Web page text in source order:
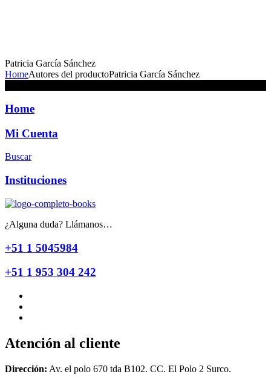
Patricia García Sánchez
HomeAutores del productoPatricia García Sánchez
Home
Mi Cuenta
Buscar
Instituciones
¿Alguna duda? Llámanos…
+51 1 5045984
+51 1 953 304 242
Atención al cliente
Dirección: Av. el polo 670 tda B102. CC. El Polo 2 Surco.